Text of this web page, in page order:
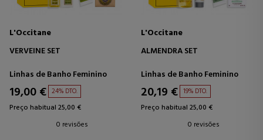
L'Occitane
VERVEINE SET
Linhas de Banho Feminino
19,00 € 24% DTO.
Preço habitual 25,00 €
0 revisões
L'Occitane
ALMENDRA SET
Linhas de Banho Feminino
20,19 € 19% DTO.
Preço habitual 25,00 €
0 revisões